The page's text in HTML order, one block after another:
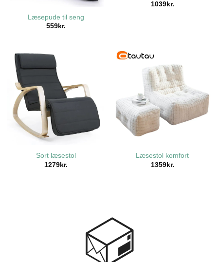
Læsepude til seng
559kr.
1039kr.
Sort læsestol
1279kr.
Læsestol komfort
1359kr.